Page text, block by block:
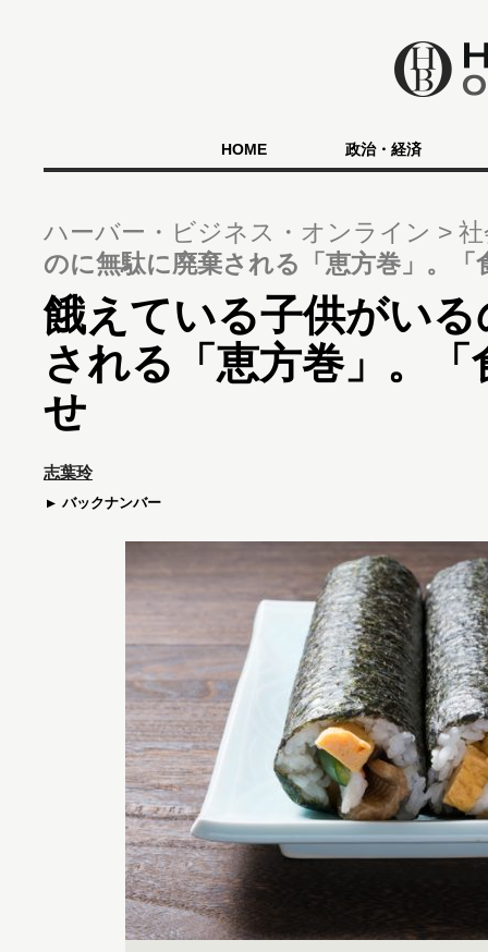
HOME 政治・経済
ハーバー・ビジネス・オンライン
のに無駄に廃棄される「恵方巻」。
餓えている子供がい
される「恵方巻」。
せ
志葉玲
バックナンバー